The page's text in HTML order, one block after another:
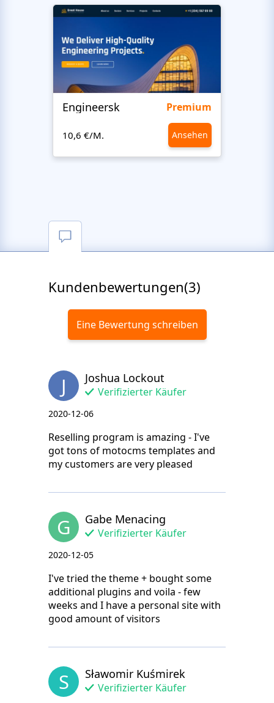
Engineersk Premium
10,6 €/M. Ansehen
Kundenbewertungen(3)
Eine Bewertung schreiben
J Joshua Lockout
Verifizierter Käufer
2020-12-06
Reselling program is amazing - I've
got tons of motocms templates and
my customers are very pleased
G Gabe Menacing
Verifizierter Käufer
2020-12-05
I've tried the theme + bought some
additional plugins and voila - few
weeks and I have a personal site with
good amount of visitors
S Sławomir Kuśmirek
Verifizierter Käufer